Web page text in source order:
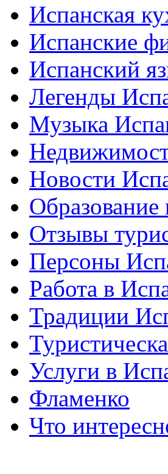
Испанская
Испанские
Испанский
Легенды
Музыка
Новости
Отзывы
Персоны
Работа в
Традиции
Услуги в
Фламенко
Что